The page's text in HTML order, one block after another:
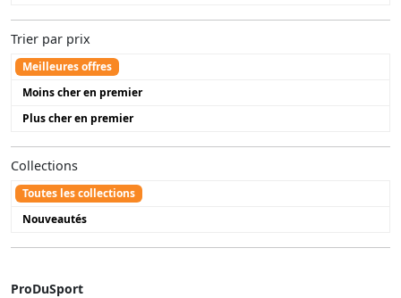
Trier par prix
Meilleures offres
Moins cher en premier
Plus cher en premier
Collections
Toutes les collections
Nouveautés
ProDuSport